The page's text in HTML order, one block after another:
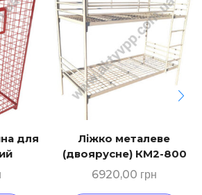
для
Ліжко металеве
(двоярусне) КМ2-800
6920,00 грн